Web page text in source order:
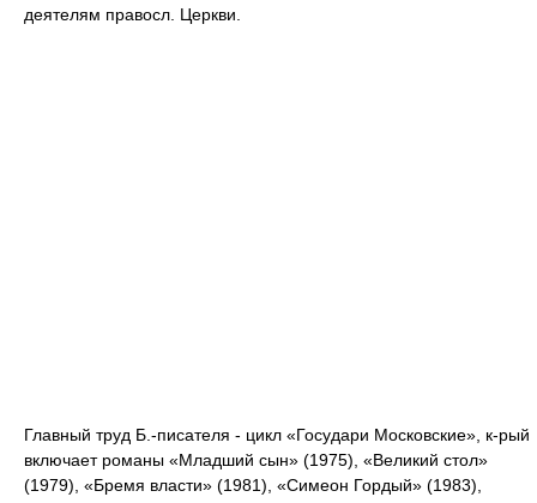
деятелям правосл. Церкви.
Главный труд Б.-писателя - цикл «Государи Московские», к-рый
включает романы «Младший сын» (1975), «Великий стол»
(1979), «Бремя власти» (1981), «Симеон Гордый» (1983),